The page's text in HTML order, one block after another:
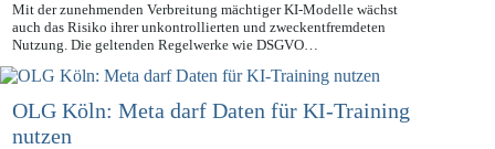
Mit der zunehmenden Verbreitung mächtiger KI-Modelle wächst
auch das Risiko ihrer unkontrollierten und zweckentfremdeten
Nutzung. Die geltenden Regelwerke wie DSGVO…
OLG Köln: Meta darf Daten für KI-Training
nutzen